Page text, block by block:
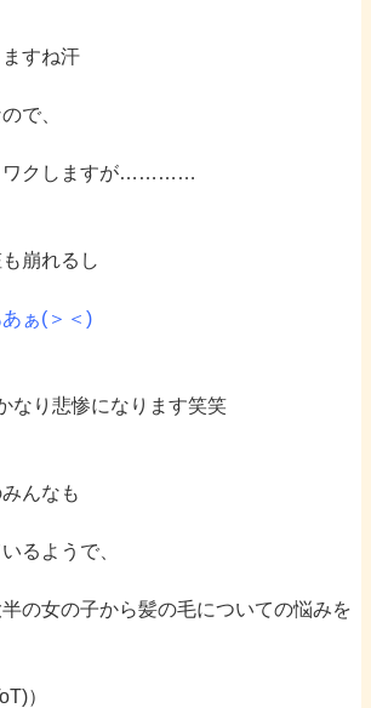
すね汗
で、
クしますが…………
崩れるし
ぁ(＞＜)
なり悲惨になります笑笑
んなも
るようで、
半の女の子から髪の毛についての悩みを
)）